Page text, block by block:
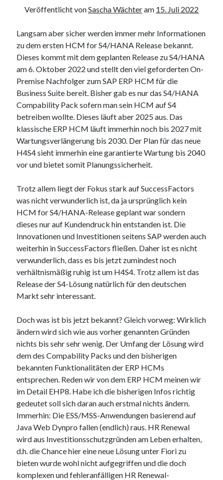
Carolina Cavalcanti Meyer zuPDF anzeigen in Fiori Elements List
Thomaszu Eigener oData-Service: Filter, Sortierung, Skip einfach in
Schlagwörter
/IWFND/VIRUS_SCAN /UI2/SEMOBJ
/UI5/UI5_REPOSITORY_LOAD ABAP
Abaplint
ABAP Turtle Adobe Forms ADS
ALV Annotationen ATC BAS
CL_ABAP_BROWSER cl_salv_bs_lex
cl_salv_table CSV Docker DSAG
Eclipse Fiori Fiori 3
Fiori Elements
Fiori Launchpad FLP Git
OData
RAP SALV
SAP Business Workflow
SAP Gateway
SAP Learning journey
SAPUI5 SCI SICF
SQLM TDD
VSCode
Web Dynpro
Veröffentlicht vonSascha Wächteram 15. Juli 2022
Langsam aber sicher werden immer mehr Informationen
zu dem ersten HCM for S4/HANA Release bekannt.
Dieses kommt mit dem geplanten Release zu S4/HANA
am 6. Oktober 2022 und stellt den viel geforderten On-
Premise Nachfolger zum SAP ERP HCM für die
Business Suite bereit. Bisher gab es nur das S4/HANA
Compability Pack sofern man sein HCM auf S4
betreiben wollte. Dieses läuft aber 2025 aus. Das
klassische ERP HCM läuft immerhin noch bis 2027 mit
Wartungsverlängerung bis 2030. Der Plan für das neue
H4S4 sieht immerhin eine garantierte Wartung bis 2040
vor und bietet somit Planungssicherheit.
Trotz allem liegt der Fokus stark auf SuccessFactors
was nicht verwunderlich ist, da ja ursprünglich kein
HCM for S4/HANA-Release geplant war sondern
dieses nur auf Kundendruck hin entstanden ist. Die
Innovationen und Investitionen seitens SAP werden auch
weiterhin in SuccessFactors fließen. Daher ist es nicht
verwunderlich, dass es bis jetzt zumindest noch
verhältnismäßig ruhig ist um H4S4. Trotz allem ist das
Release der S4-Lösung natürlich für den deutschen
Markt sehr interessant.
Doch was ist bis jetzt bekannt? Gleich vorweg: Wirklich
ändern wird sich wie aus vorher genannten Gründen
nichts bis sehr sehr wenig. Der Umfang der Lösung wird
dem des Compability Packs und den bisherigen
bekannten Funktionalitäten der ERP HCMs
entsprechen. Reden wir von dem ERP HCM meinen wir
im Detail EHP8. Habe ich die bisherigen Infos richtig
gedeutet soll sich daran auch erstmal nichts ändern.
Immerhin: Die ESS/MSS-Anwendungen basierend auf
Java Web Dynpro fallen (endlich) raus. HR Renewal
wird aus Investitionsschutzgründen am Leben erhalten,
d.h. die Chance hier eine neue Lösung unter Fiori zu
bieten wurde wohl nicht aufgegriffen und die doch
komplexen und fehleranfälligen HR Renewal-